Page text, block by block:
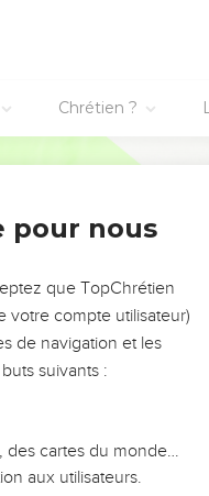
Chrétien ?
pour nous
que TopChrétien
votre compte utilisateur)
de navigation et les
suivants :
des cartes du monde…
aux utilisateurs.